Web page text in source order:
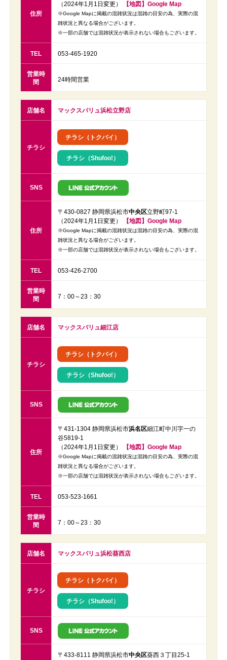
住所
（2024年1月1日変更）
【地図】Google Map
※Google Mapに掲載の混雑状況は混雑の目安の為、実際の混
雑状況と異なる場合がございます。
※一部の店舗では混雑状況が表示されない場合もございます。
TEL 053-465-1920
営業時
間
24時間営業
店舗名 マックスバリュ浜松立野店
チラシ
チラシ（トクバイ）
チラシ（Shufoo!）
SNS
住所
〒430-0827 静岡県浜松市中央区立野町97-1
（2024年1月1日変更）
【地図】Google Map
※Google Mapに掲載の混雑状況は混雑の目安の為、実際の混
雑状況と異なる場合がございます。
※一部の店舗では混雑状況が表示されない場合もございます。
TEL 053-426-2700
営業時
間
7：00～23：30
店舗名 マックスバリュ細江店
チラシ
チラシ（トクバイ）
チラシ（Shufoo!）
SNS
住所
〒431-1304 静岡県浜松市浜名区細江町中川字一の
谷5819-1
（2024年1月1日変更）
【地図】Google Map
※Google Mapに掲載の混雑状況は混雑の目安の為、実際の混
雑状況と異なる場合がございます。
※一部の店舗では混雑状況が表示されない場合もございます。
TEL 053-523-1661
営業時
間
7：00～23：30
店舗名 マックスバリュ浜松葵西店
チラシ
チラシ（トクバイ）
チラシ（Shufoo!）
SNS
〒433-8111 静岡県浜松市中央区葵西３丁目25-1